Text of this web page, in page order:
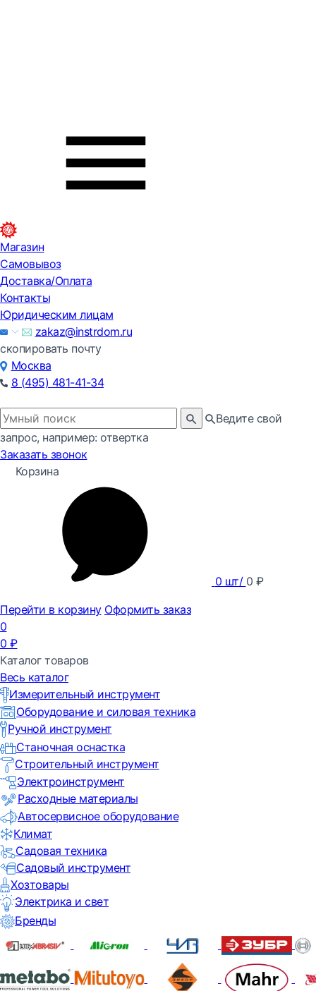
Магазин
Самовывоз
Доставка/Оплата
Контакты
Юридическим лицам
zakaz@instrdom.ru
скопировать почту
Москва
8 (495) 481-41-34
Ведите свой
запрос, например: отвертка
Заказать звонок
Корзина
0 шт/ 0 ₽
Перейти в корзину Оформить заказ
0
0 ₽
Каталог товаров
Весь каталог
Измерительный инструмент
Оборудование и силовая техника
Ручной инструмент
Станочная оснастка
Строительный инструмент
Электроинструмент
Расходные материалы
Автосервисное оборудование
Климат
Садовая техника
Садовый инструмент
Хозтовары
Электрика и свет
Бренды